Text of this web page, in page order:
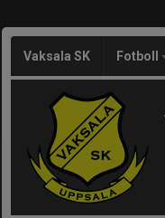
Vaksala SK Fotboll